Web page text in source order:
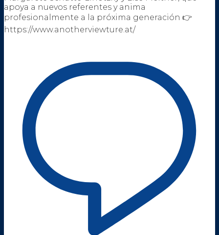
apoya a nuevos referentes y anima
profesionalmente a la próxima generación 👉
https://www.anotherviewture.at/